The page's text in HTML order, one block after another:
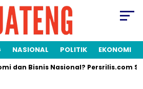
NASIONAL POLITIK EKONOMI
Nasional? Persrilis.com Siap